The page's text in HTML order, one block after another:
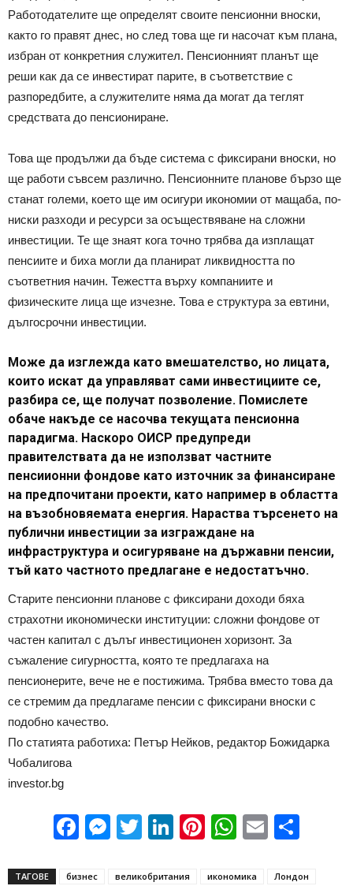
Работодателите ще определят своите пенсионни вноски,
както го правят днес, но след това ще ги насочат към плана,
избран от конкретния служител. Пенсионният планът ще
реши как да се инвестират парите, в съответствие с
разпоредбите, а служителите няма да могат да теглят
средствата до пенсиониране.
Това ще продължи да бъде система с фиксирани вноски, но
ще работи съвсем различно. Пенсионните планове бързо ще
станат големи, което ще им осигури икономии от мащаба, по-
ниски разходи и ресурси за осъществяване на сложни
инвестиции. Те ще знаят кога точно трябва да изплащат
пенсиите и биха могли да планират ликвидността по
съответния начин. Тежестта върху компаниите и
физическите лица ще изчезне. Това е структура за евтини,
дългосрочни инвестиции.
Може да изглежда като вмешателство, но лицата,
които искат да управляват сами инвестициите се,
разбира се, ще получат позволение. Помислете
обаче накъде се насочва текущата пенсионна
парадигма. Наскоро ОИСР предупреди
правителствата да не използват частните
пенсиионни фондове като източник за финансиране
на предпочитани проекти, като например в областта
на възобновяемата енергия. Нараства търсенето на
публични инвестиции за изграждане на
инфраструктура и осигуряване на държавни пенсии,
тъй като частното предлагане е недостатъчно.
Старите пенсионни планове с фиксирани доходи бяха
страхотни икономически институции: сложни фондове от
частен капитал с дълъг инвестиционен хоризонт. За
съжаление сигурността, която те предлагаха на
пенсионерите, вече не е постижима. Трябва вместо това да
се стремим да предлагаме пенсии с фиксирани вноски с
подобно качество.
По статията работиха: Петър Нейков, редактор Божидарка
Чобалигова
investor.bg
Facebook
Messenger
Twitter
LinkedIn
Pinterest
WhatsApp
Email
ТАГОВЕ бизнес великобритания икономика
Лондон